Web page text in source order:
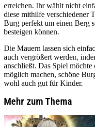
erreichen. Ihr wählt nicht
diese mithilfe verschiedener
Burg perfekt um einen Berg
besteigen können.
Die Mauern lassen sich
auch vergrößert werden,
anschließt. Das Spiel
möglich machen, schöne
wohl auch gut für Kinder.
Mehr zum Thema